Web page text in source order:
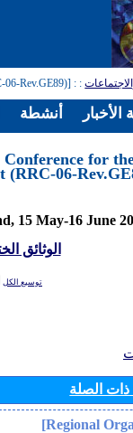
:
: [Regional Radiocommunication Conference for the Revision of the GE89 Agreement (RRC-06-Rev.GE89)]
for
(RRC-06-
الوثائق
توسيع الكل
ذات الصلة
أنشطة